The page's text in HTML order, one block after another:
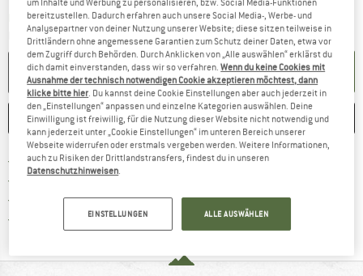
Lieferzeit: 2-4 WerktageDer Link öffnet sich in einer Infobox und
Menge:
IN DEN WARENKORB
MERKEN VERGLEICHEN
Portofrei ab 69 € (AT)Finde mehr Informationen zu den
100 Tage Rückgaberecht
Kauf auf RechnungFinde die Zahlungs-Infos hier! Öffnet
Trusted Shops Käuferschutz
Finde alle Infos hier!
bereitzustellen. Dadurch erfahren auch unsere Social Media-, Werbe- und
Analysepartner von deiner Nutzung unserer Website; diese sitzen teilweise in
Drittländern ohne angemessene Garantien zum Schutz deiner Daten, etwa vor
dem Zugriff durch Behörden. Durch Anklicken von „Alle auswählen“ erklärst du
dich damit einverstanden, dass wir so verfahren.Wenn du keine Cookies mit
Ausnahme der technisch notwendigen Cookie akzeptieren möchtest, dann
klicke bitte hier . Du kannst deine Cookie Einstellungen aber auch jederzeit in
den „Einstellungen“ anpassen und einzelne Kategorien auswählen. Deine
Einwilligung ist freiwillig, für die Nutzung dieser Website nicht notwendig und
kann jederzeit unter „Cookie Einstellungen“ im unteren Bereich unserer
Webseite widerrufen oder erstmals vergeben werden. Weitere Informationen,
auch zu Risiken der Drittlandstransfers, findest du in unseren
Datenschutzhinweisen
EINSTELLUNGEN ALLE AUSWÄHLEN